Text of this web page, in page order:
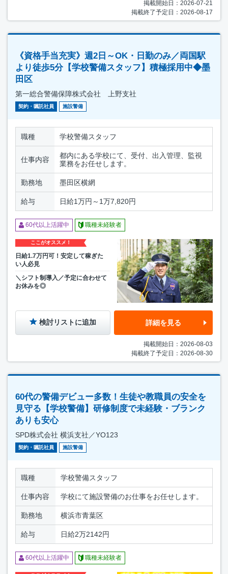
掲載開始日：2026-07-21
掲載終了予定日：2026-08-17
《資格手当充実》週2日～OK・日勤のみ／両国駅
より徒歩5分【学校警備スタッフ】積極採用中◆墨
田区
第一総合警備保障株式会社 上野支社
契約・嘱託社員 施設警備
職種 学校警備スタッフ
仕事内容
都内にある学校にて、受付、出入管理、監視
業務をお任せします。
勤務地 墨田区横網
給与 日給1万円～1万7,820円
60代以上活躍中 職種未経験者
ここがオススメ！
日給1.7万円可！安定して稼ぎた
い人必見
＼シフト制導入／予定に合わせて
お休みを◎
検討リストに追加 詳細を見る
掲載開始日：2026-08-03
掲載終了予定日：2026-08-30
60代の警備デビュー多数！生徒や教職員の安全を
見守る【学校警備】研修制度で未経験・ブランク
ありも安心
SPD株式会社 横浜支社／YO123
契約・嘱託社員 施設警備
職種 学校警備スタッフ
仕事内容 学校にて施設警備のお仕事をお任せします。
勤務地 横浜市青葉区
給与 日給2万2142円
60代以上活躍中 職種未経験者